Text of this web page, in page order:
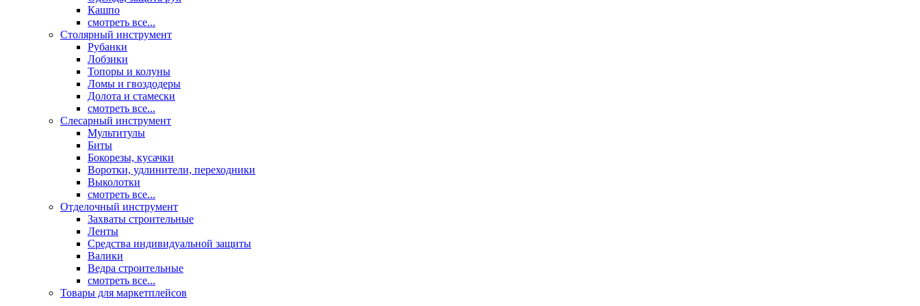
Кашпо
смотреть все...
Столярный инструмент
Рубанки
Лобзики
Топоры и колуны
Ломы и гвоздодеры
Долота и стамески
смотреть все...
Слесарный инструмент
Мультитулы
Биты
Бокорезы, кусачки
Воротки, удлинители, переходники
Выколотки
смотреть все...
Отделочный инструмент
Захваты строительные
Ленты
Средства индивидуальной защиты
Валики
Ведра строительные
смотреть все...
Товары для маркетплейсов